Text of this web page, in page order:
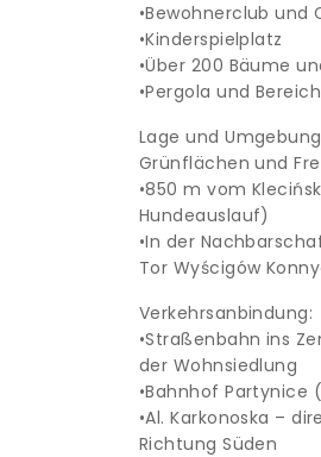
•Bewohnerclub und
•Kinderspielplatz
•Über 200 Bäume
•Pergola und
Lage und
Grünflächen und
•850 m vom
Hundeauslauf)
•In der
Tor Wyścigów
Verkehrsanbindung:
•Straßenbahn ins
der Wohnsiedlung
•Bahnhof Partynice
•Al. Karkonoska –
Richtung Süden